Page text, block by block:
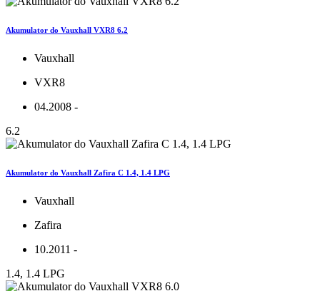
Akumulator do Vauxhall VXR8 6.2
Vauxhall
VXR8
04.2008 -
6.2
Akumulator do Vauxhall Zafira C 1.4, 1.4 LPG
Vauxhall
Zafira
10.2011 -
1.4, 1.4 LPG